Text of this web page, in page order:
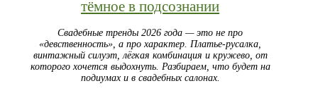
тёмное в подсознании
Свадебные тренды 2026 года — это не про
«девственность», а про характер. Платье-русалка,
винтажный силуэт, лёгкая комбинация и кружево, от
которого хочется выдохнуть. Разбираем, что будет на
подиумах и в свадебных салонах.